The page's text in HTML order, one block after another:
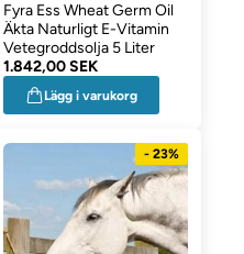
Fyra Ess Wheat Germ Oil
Äkta Naturligt E-Vitamin
Vetegroddsolja 5 Liter
1.842,00 SEK
Lägg i varukorg
- 23%